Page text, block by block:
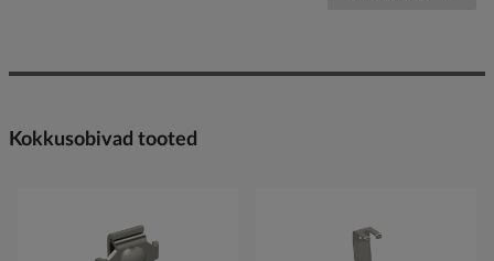
Kokkusobivad tooted